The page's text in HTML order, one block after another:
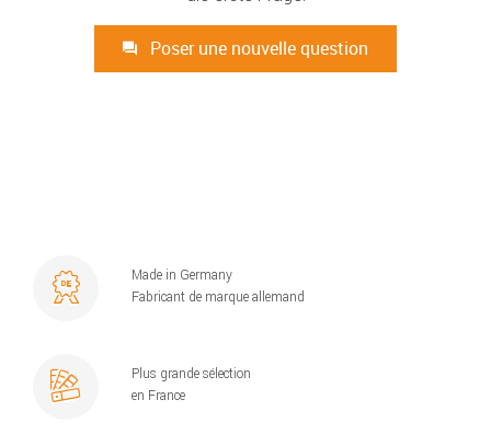
Poser une nouvelle question
Made in Germany
Fabricant de marque allemand
Plus grande sélection
en France